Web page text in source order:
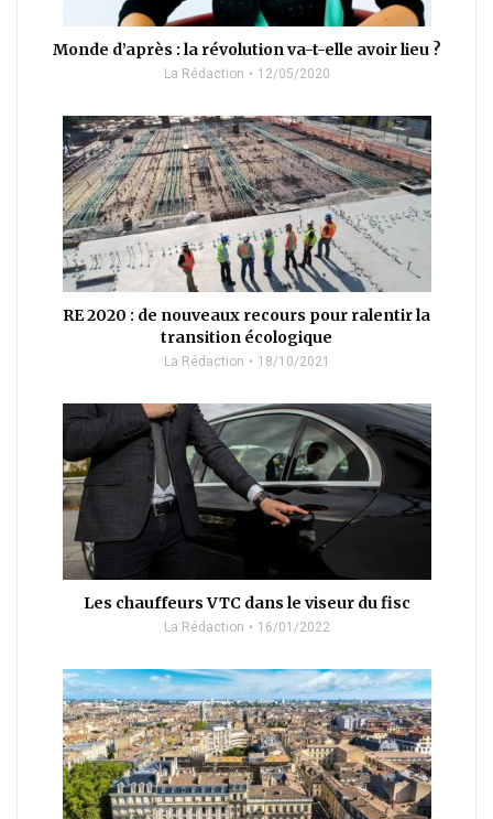
Monde d’après : la révolution va-t-elle avoir lieu ?
La Rédaction 12/05/2020
RE 2020 : de nouveaux recours pour ralentir la
transition écologique
La Rédaction 18/10/2021
Les chauffeurs VTC dans le viseur du fisc
La Rédaction 16/01/2022